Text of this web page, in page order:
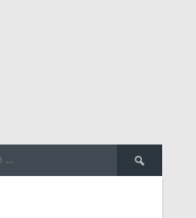
Suchen